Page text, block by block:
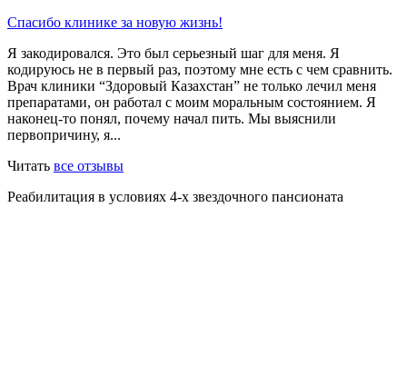
Спасибо клинике за новую жизнь!
Я закодировался. Это был серьезный шаг для меня. Я
кодируюсь не в первый раз, поэтому мне есть с чем сравнить.
Врач клиники “Здоровый Казахстан” не только лечил меня
препаратами, он работал с моим моральным состоянием. Я
наконец-то понял, почему начал пить. Мы выяснили
первопричину, я...
Читать все отзывы
Реабилитация в условиях 4-х звездочного пансионата